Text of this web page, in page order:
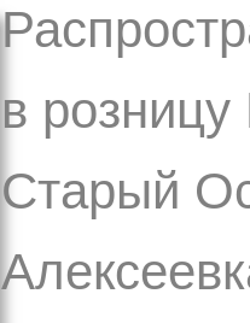
в розницу
Старый